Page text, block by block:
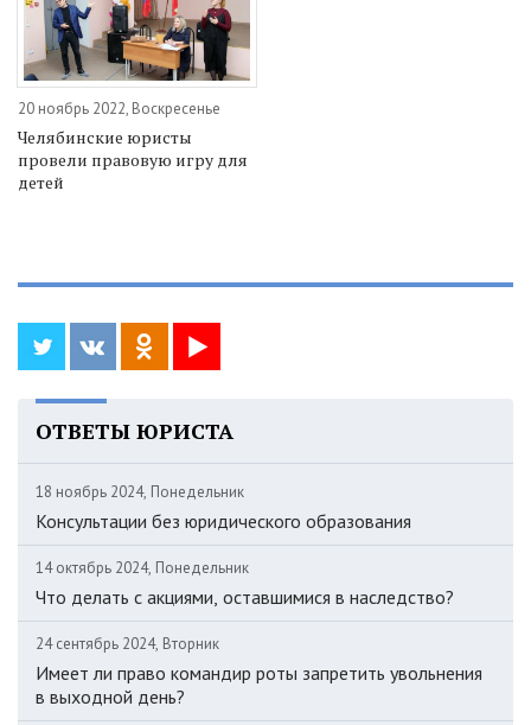
20 ноябрь 2022, Воскресенье
Челябинские юристы
провели правовую игру для
детей
ОТВЕТЫ ЮРИСТА
18 ноябрь 2024, Понедельник
Консультации без юридического образования
14 октябрь 2024, Понедельник
Что делать с акциями, оставшимися в наследство?
24 сентябрь 2024, Вторник
Имеет ли право командир роты запретить увольнения
в выходной день?